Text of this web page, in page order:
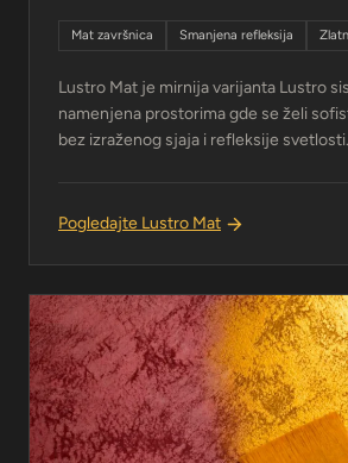
Mat završnica Smanjena refleksija
Lustro Mat je mirnija varijanta Lustro
namenjena prostorima gde se želi
bez izraženog sjaja i refleksije svetlosti.
Pogledajte Lustro Mat